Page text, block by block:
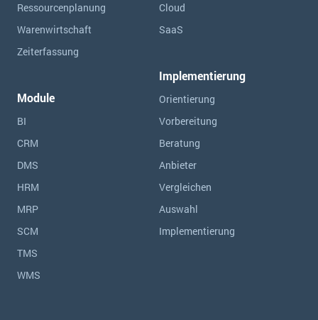
Ressourcen­planung
Warenwirtschaft
Zeiterfassung
Module
BI
CRM
DMS
HRM
MRP
SCM
TMS
WMS
Cloud
SaaS
Implementierung
Orientierung
Vorbereitung
Beratung
Anbieter
Vergleichen
Auswahl
Implementierung